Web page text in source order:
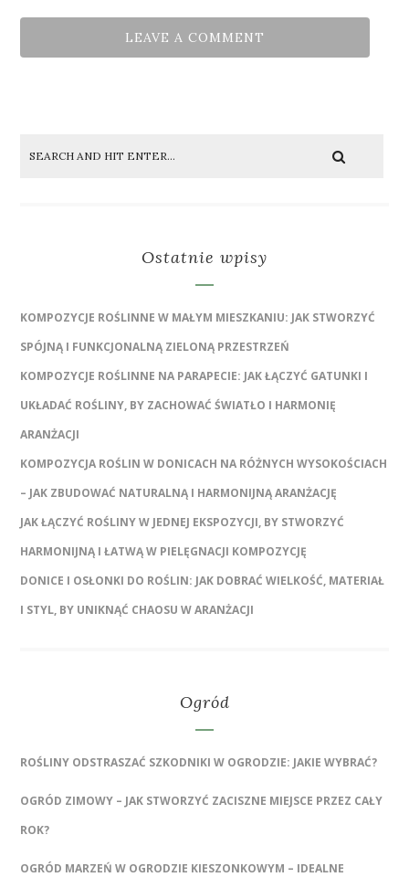
Ostatnie wpisy
KOMPOZYCJE ROŚLINNE W MAŁYM MIESZKANIU: JAK STWORZYĆ
SPÓJNĄ I FUNKCJONALNĄ ZIELONĄ PRZESTRZEŃ
KOMPOZYCJE ROŚLINNE NA PARAPECIE: JAK ŁĄCZYĆ GATUNKI I
UKŁADAĆ ROŚLINY, BY ZACHOWAĆ ŚWIATŁO I HARMONIĘ
ARANŻACJI
KOMPOZYCJA ROŚLIN W DONICACH NA RÓŻNYCH WYSOKOŚCIACH
– JAK ZBUDOWAĆ NATURALNĄ I HARMONIJNĄ ARANŻACJĘ
JAK ŁĄCZYĆ ROŚLINY W JEDNEJ EKSPOZYCJI, BY STWORZYĆ
HARMONIJNĄ I ŁATWĄ W PIELĘGNACJI KOMPOZYCJĘ
DONICE I OSŁONKI DO ROŚLIN: JAK DOBRAĆ WIELKOŚĆ, MATERIAŁ
I STYL, BY UNIKNĄĆ CHAOSU W ARANŻACJI
Ogród
ROŚLINY ODSTRASZAĆ SZKODNIKI W OGRODZIE: JAKIE WYBRAĆ?
OGRÓD ZIMOWY – JAK STWORZYĆ ZACISZNE MIEJSCE PRZEZ CAŁY
ROK?
OGRÓD MARZEŃ W OGRODZIE KIESZONKOWYM – IDEALNE